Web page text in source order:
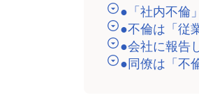
●「社内不倫
●不倫は「従
●会社に報告
●同僚は「不